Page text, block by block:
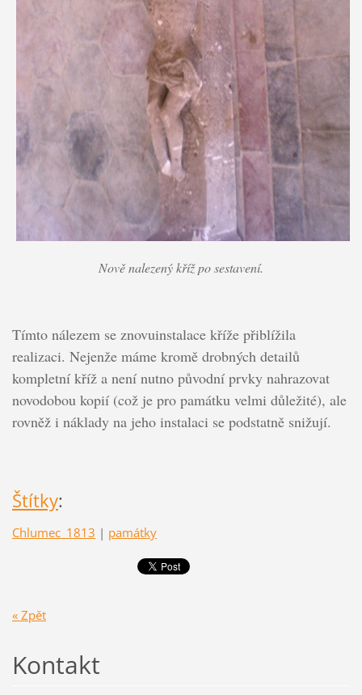
Nově nalezený kříž po sestavení.
Tímto nálezem se znovuinstalace kříže přiblížila
realizaci. Nejenže máme kromě drobných detailů
kompletní kříž a není nutno původní prvky nahrazovat
novodobou kopií (což je pro památku velmi důležité), ale
rovněž i náklady na jeho instalaci se podstatně snižují.
Štítky:
Chlumec_1813 | památky
« Zpět
Kontakt